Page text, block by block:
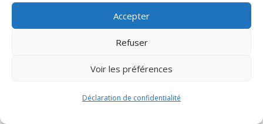
Accepter
Refuser
Voir les préférences
Déclaration de confidentialité